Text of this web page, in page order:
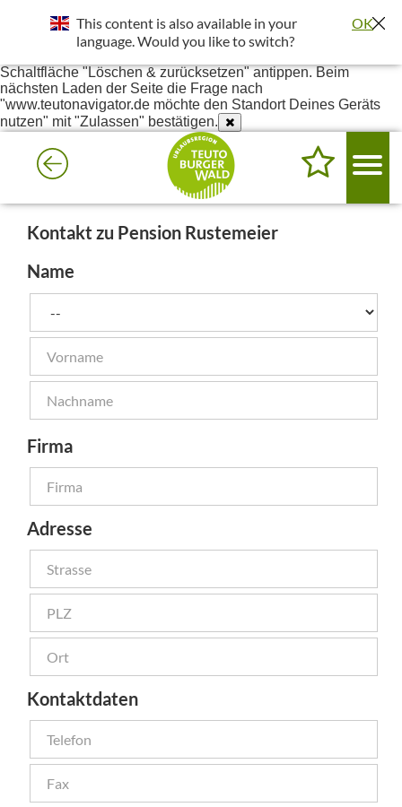
um bessere Ergebnisse in deiner Umgebung darzustellen.
Einstellungen - Website-Einstellungen - Ort - Unter Blockiert
Schaltfläche "Löschen & zurücksetzen" antippen. Beim
nächsten Laden der Seite die Frage nach
"www.teutonavigator.de möchte den Standort Deines Geräts
nutzen" mit "Zulassen" bestätigen.
Kontakt zu Pension Rustemeier
Name
Firma
Adresse
Kontaktdaten
This content is also available in your
language. Would you like to switch?
OK